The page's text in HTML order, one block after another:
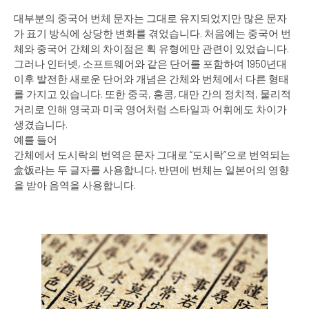
대부분의 중국어 번체 문자는 그대로 유지되었지만 많은 문자
가 표기 방식에 상당한 변화를 겪었습니다. 처음에는 중국어 번
체와 중국어 간체의 차이점은 획 유형에만 관련이 있었습니다.
그러나 인터넷, 소프트웨어와 같은 단어를 포함하여 1950년대
이후 발전한 새로운 단어와 개념은 간체와 번체에서 다른 형태
를 가지고 있습니다. 또한 중국, 홍콩, 대만 간의 정치적, 물리적
거리로 인해 영국과 미국 영어처럼 스타일과 어휘에도 차이가
생겼습니다.
예를 들어
간체에서 도시락의 번역은 문자 그대로 “도시락”으로 번역되는
盒饭라는 두 글자를 사용합니다. 반면에 번체는 일본어의 영향
을 받아 음역을 사용합니다.